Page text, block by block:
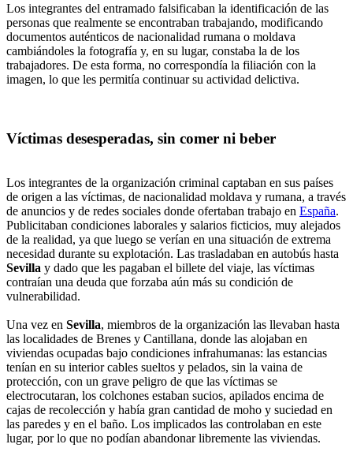
Los integrantes del entramado falsificaban la identificación de las
personas que realmente se encontraban trabajando, modificando
documentos auténticos de nacionalidad rumana o moldava
cambiándoles la fotografía y, en su lugar, constaba la de los
trabajadores. De esta forma, no correspondía la filiación con la
imagen, lo que les permitía continuar su actividad delictiva.
Víctimas desesperadas, sin comer ni beber
Los integrantes de la organización criminal captaban en sus países
de origen a las víctimas, de nacionalidad moldava y rumana, a través
de anuncios y de redes sociales donde ofertaban trabajo en España.
Publicitaban condiciones laborales y salarios ficticios, muy alejados
de la realidad, ya que luego se verían en una situación de extrema
necesidad durante su explotación. Las trasladaban en autobús hasta
Sevilla y dado que les pagaban el billete del viaje, las víctimas
contraían una deuda que forzaba aún más su condición de
vulnerabilidad.
Una vez en Sevilla, miembros de la organización las llevaban hasta
las localidades de Brenes y Cantillana, donde las alojaban en
viviendas ocupadas bajo condiciones infrahumanas: las estancias
tenían en su interior cables sueltos y pelados, sin la vaina de
protección, con un grave peligro de que las víctimas se
electrocutaran, los colchones estaban sucios, apilados encima de
cajas de recolección y había gran cantidad de moho y suciedad en
las paredes y en el baño. Los implicados las controlaban en este
lugar, por lo que no podían abandonar libremente las viviendas.